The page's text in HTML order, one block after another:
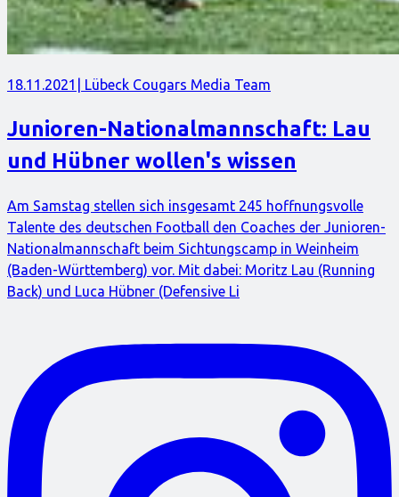
18.11.2021 | Lübeck Cougars Media Team
Junioren-Nationalmannschaft: Lau
und Hübner wollen's wissen
Am Samstag stellen sich insgesamt 245 hoffnungsvolle
Talente des deutschen Football den Coaches der Junioren-
Nationalmannschaft beim Sichtungscamp in Weinheim
(Baden-Württemberg) vor. Mit dabei: Moritz Lau (Running
Back) und Luca Hübner (Defensive Li